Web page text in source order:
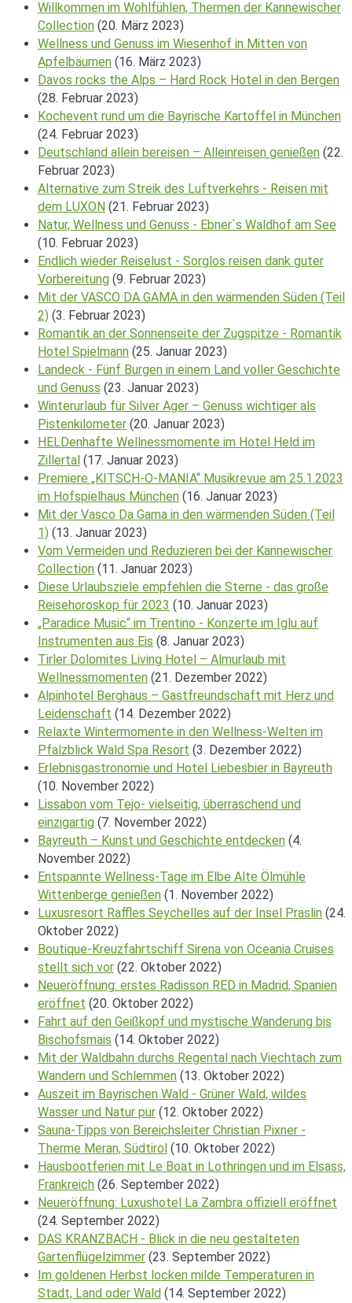
Willkommen im Wohlfühlen, Thermen der Kannewischer
Collection (20. März 2023)
Wellness und Genuss im Wiesenhof in Mitten von
Apfelbäumen (16. März 2023)
Davos rocks the Alps – Hard Rock Hotel in den Bergen
(28. Februar 2023)
Kochevent rund um die Bayrische Kartoffel in München
(24. Februar 2023)
Deutschland allein bereisen – Alleinreisen genießen (22.
Februar 2023)
Alternative zum Streik des Luftverkehrs - Reisen mit
dem LUXON (21. Februar 2023)
Natur, Wellness und Genuss - Ebner`s Waldhof am See
(10. Februar 2023)
Endlich wieder Reiselust - Sorglos reisen dank guter
Vorbereitung (9. Februar 2023)
Mit der VASCO DA GAMA in den wärmenden Süden (Teil
2) (3. Februar 2023)
Romantik an der Sonnenseite der Zugspitze - Romantik
Hotel Spielmann (25. Januar 2023)
Landeck - Fünf Burgen in einem Land voller Geschichte
und Genuss (23. Januar 2023)
Winterurlaub für Silver Ager – Genuss wichtiger als
Pistenkilometer (20. Januar 2023)
HELDenhafte Wellnessmomente im Hotel Held im
Zillertal (17. Januar 2023)
Premiere „KITSCH-O-MANIA“ Musikrevue am 25.1.2023
im Hofspielhaus München (16. Januar 2023)
Mit der Vasco Da Gama in den wärmenden Süden (Teil
1) (13. Januar 2023)
Vom Vermeiden und Reduzieren bei der Kannewischer
Collection (11. Januar 2023)
Diese Urlaubsziele empfehlen die Sterne - das große
Reisehoroskop für 2023 (10. Januar 2023)
„Paradice Music“ im Trentino - Konzerte im Iglu auf
Instrumenten aus Eis (8. Januar 2023)
Tirler Dolomites Living Hotel – Almurlaub mit
Wellnessmomenten (21. Dezember 2022)
Alpinhotel Berghaus – Gastfreundschaft mit Herz und
Leidenschaft (14. Dezember 2022)
Relaxte Wintermomente in den Wellness-Welten im
Pfalzblick Wald Spa Resort (3. Dezember 2022)
Erlebnisgastronomie und Hotel Liebesbier in Bayreuth
(10. November 2022)
Lissabon vom Tejo- vielseitig, überraschend und
einzigartig (7. November 2022)
Bayreuth – Kunst und Geschichte entdecken (4.
November 2022)
Entspannte Wellness-Tage im Elbe Alte Ölmühle
Wittenberge genießen (1. November 2022)
Luxusresort Raffles Seychelles auf der Insel Praslin (24.
Oktober 2022)
Boutique-Kreuzfahrtschiff Sirena von Oceania Cruises
stellt sich vor (22. Oktober 2022)
Neueröffnung: erstes Radisson RED in Madrid, Spanien
eröffnet (20. Oktober 2022)
Fahrt auf den Geißkopf und mystische Wanderung bis
Bischofsmais (14. Oktober 2022)
Mit der Waldbahn durchs Regental nach Viechtach zum
Wandern und Schlemmen (13. Oktober 2022)
Auszeit im Bayrischen Wald - Grüner Wald, wildes
Wasser und Natur pur (12. Oktober 2022)
Sauna-Tipps von Bereichsleiter Christian Pixner -
Therme Meran, Südtirol (10. Oktober 2022)
Hausbootferien mit Le Boat in Lothringen und im Elsass,
Frankreich (26. September 2022)
Neueröffnung: Luxushotel La Zambra offiziell eröffnet
(24. September 2022)
DAS KRANZBACH - Blick in die neu gestalteten
Gartenflügelzimmer (23. September 2022)
Im goldenen Herbst locken milde Temperaturen in
Stadt, Land oder Wald (14. September 2022)